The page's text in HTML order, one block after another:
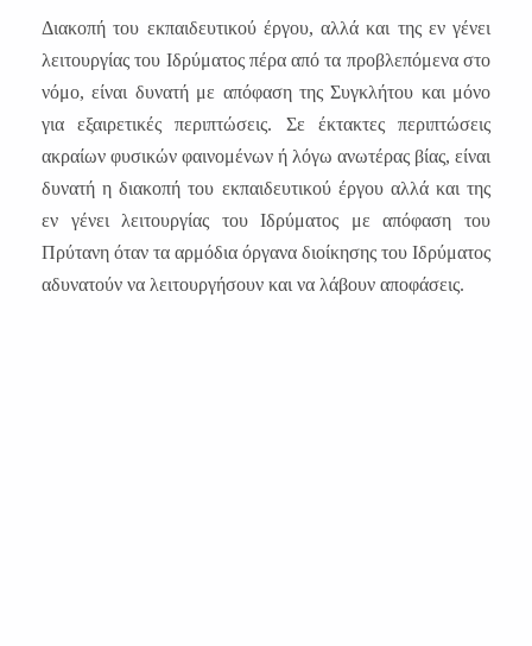
Διακοπή του εκπαιδευτικού έργου, αλλά και της εν γένει
λειτουργίας του Ιδρύματος πέρα από τα προβλεπόμενα στο
νόμο, είναι δυνατή με απόφαση της Συγκλήτου και μόνο
για εξαιρετικές περιπτώσεις. Σε έκτακτες περιπτώσεις
ακραίων φυσικών φαινομένων ή λόγω ανωτέρας βίας, είναι
δυνατή η διακοπή του εκπαιδευτικού έργου αλλά και της
εν γένει λειτουργίας του Ιδρύματος με απόφαση του
Πρύτανη όταν τα αρμόδια όργανα διοίκησης του Ιδρύματος
αδυνατούν να λειτουργήσουν και να λάβουν αποφάσεις.